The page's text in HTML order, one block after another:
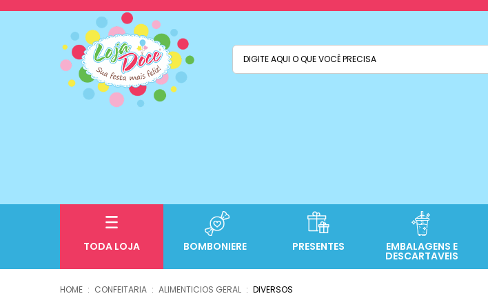
TODA LOJA BOMBONIERE PRESENTES EMBALAGENS E
DESCARTAVEIS
CONFEITARIA ALIMENTICIOS GERAL DIVERSOS